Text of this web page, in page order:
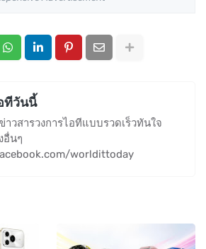
ทีวันนี้
าวสารวงการไอทีแบบรวดเร็วทันใจ
อื่นๆ
worldittoday